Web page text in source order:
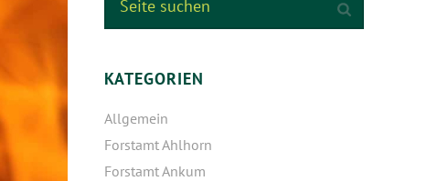
KATEGORIEN
Allgemein
Forstamt Ahlhorn
Forstamt Ankum